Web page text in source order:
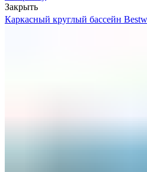
Закрыть
Каркасный круглый бассейн